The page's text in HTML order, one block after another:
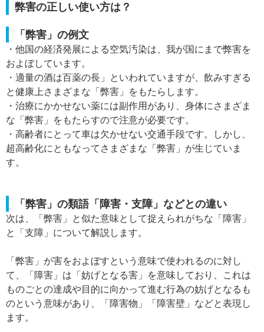
弊害の正しい使い方は？
「弊害」の例文
・他国の経済発展による空気汚染は、我が国にまで弊害を
およぼしています。
・適量の酒は百薬の長」といわれていますが、飲みすぎる
と健康上さまざまな「弊害」をもたらします。
・治療にかかせない薬には副作用があり、身体にさまざま
な「弊害」をもたらすので注意が必要です。
・高齢者にとって車は欠かせない交通手段です。しかし、
超高齢化にともなってさまざまな「弊害」が生じていま
す。
「弊害」の類語「障害・支障」などとの違い
次は、「弊害」と似た意味として捉えられがちな「障害」
と「支障」について解説します。
「弊害」が害をおよぼすという意味で使われるのに対し
て、「障害」は「妨げとなる害」を意味しており、これは
ものごとの達成や目的に向かって進む行為の妨げとなるも
のという意味があり、「障害物」「障害壁」などと表現し
ます。